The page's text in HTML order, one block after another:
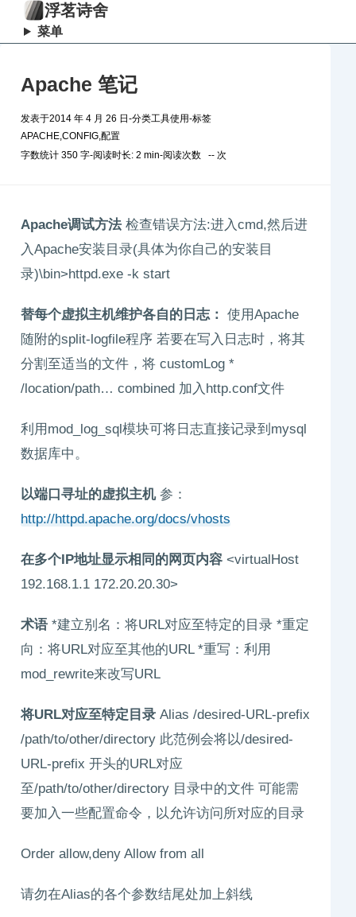
浮茗诗舍
菜单
Apache 笔记
发表于2014 年 4 月 26 日 -分类工具使用-标签
APACHE,CONFIG,配置
字数统计 350 字-阅读时长: 2 min-阅读次数 -- 次
Apache调试方法 检查错误方法:进入cmd,然后进
入Apache安装目录(具体为你自己的安装目
录)\bin>httpd.exe -k start
替每个虚拟主机维护各自的日志： 使用Apache
随附的split-logfile程序 若要在写入日志时，将其
分割至适当的文件，将 customLog *
/location/path… combined 加入http.conf文件
利用mod_log_sql模块可将日志直接记录到mysql
数据库中。
以端口寻址的虚拟主机参：
http://httpd.apache.org/docs/vhosts
在多个IP地址显示相同的网页内容 <virtualHost
192.168.1.1 172.20.20.30>
术语 *建立别名：将URL对应至特定的目录 *重定
向：将URL对应至其他的URL *重写：利用
mod_rewrite来改写URL
将URL对应至特定目录 Alias /desired-URL-prefix
/path/to/other/directory 此范例会将以/desired-
URL-prefix 开头的URL对应
至/path/to/other/directory 目录中的文件 可能需
要加入一些配置命令，以允许访问所对应的目录
Order allow,deny Allow from all
请勿在Alias的各个参数结尾处加上斜线